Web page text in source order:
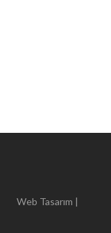
|